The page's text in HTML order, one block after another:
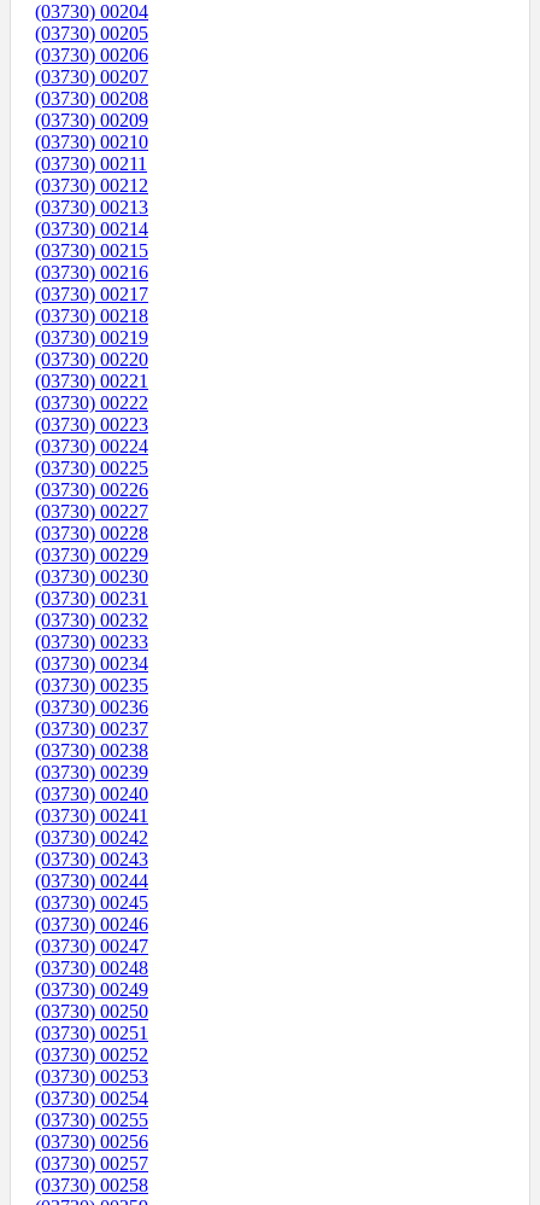
(03730) 00204
(03730) 00205
(03730) 00206
(03730) 00207
(03730) 00208
(03730) 00209
(03730) 00210
(03730) 00211
(03730) 00212
(03730) 00213
(03730) 00214
(03730) 00215
(03730) 00216
(03730) 00217
(03730) 00218
(03730) 00219
(03730) 00220
(03730) 00221
(03730) 00222
(03730) 00223
(03730) 00224
(03730) 00225
(03730) 00226
(03730) 00227
(03730) 00228
(03730) 00229
(03730) 00230
(03730) 00231
(03730) 00232
(03730) 00233
(03730) 00234
(03730) 00235
(03730) 00236
(03730) 00237
(03730) 00238
(03730) 00239
(03730) 00240
(03730) 00241
(03730) 00242
(03730) 00243
(03730) 00244
(03730) 00245
(03730) 00246
(03730) 00247
(03730) 00248
(03730) 00249
(03730) 00250
(03730) 00251
(03730) 00252
(03730) 00253
(03730) 00254
(03730) 00255
(03730) 00256
(03730) 00257
(03730) 00258